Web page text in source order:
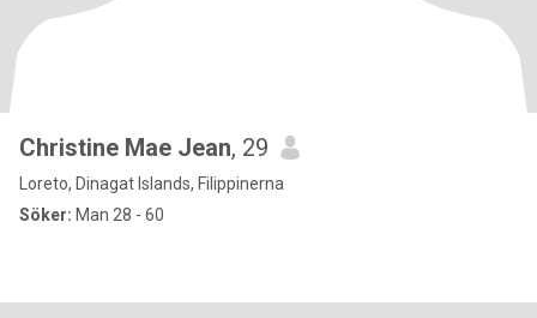
Christine Mae Jean, 29
Loreto, Dinagat Islands, Filippinerna
Söker: Man 28 - 60